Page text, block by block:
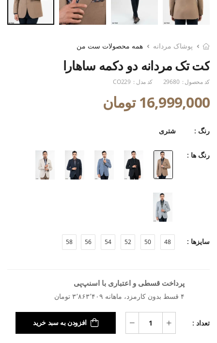
پوشاک مردانه همه محصولات ست من
کت تک مردانه دو دکمه ساهارا
کد محصول : 29680 کد مدل : CO229
16,999,000 تومان
رنگ : شتری
رنگ ها :
سایزها : 48
50
52
54
56
58
پرداخت قسطی و اعتباری با اسنپ‌پی
۴ قسط بدون کارمزد، ماهانه ۳٬۸۶۳٬۴۰۹ تومان
تعداد : افزودن به سبد خرید